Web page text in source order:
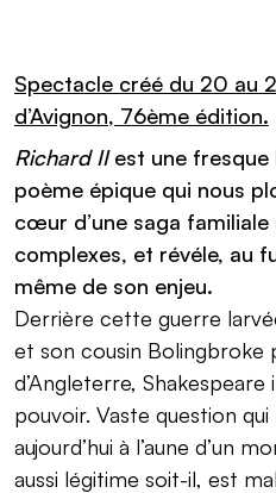
Spectacle créé du 20 au
d’Avignon, 76ème édition.
Richard IIest une fresque
poème épique qui nous
cœur d’une saga
complexes, et révéle, au
même de son enjeu.
Derrière cette guerre
et son cousin Bolingbroke
d’Angleterre,
pouvoir. Vaste question
aujourd’hui à l’aune d’un
aussi légitime soit-il, est